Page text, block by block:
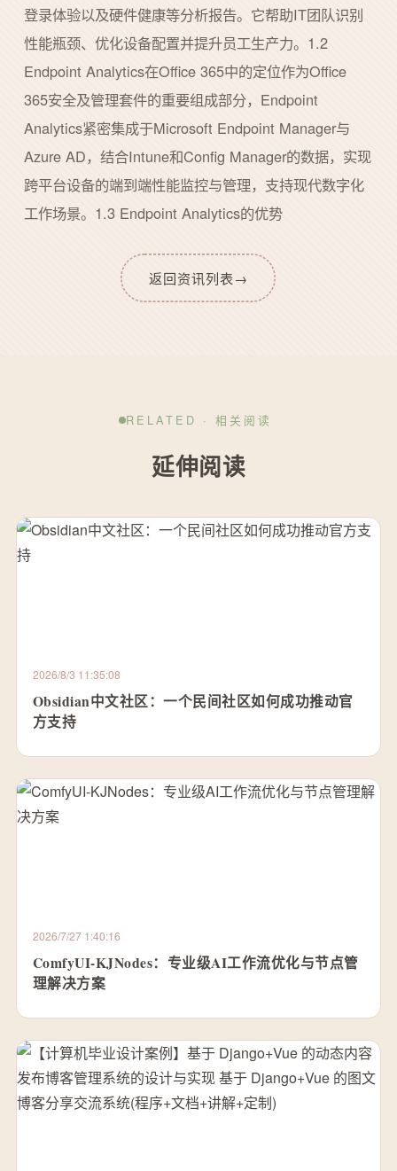
登录体验以及硬件健康等分析报告。它帮助IT团队识别
性能瓶颈、优化设备配置并提升员工生产力。1.2
Endpoint Analytics在Office 365中的定位作为Office
365安全及管理套件的重要组成部分，Endpoint
Analytics紧密集成于Microsoft Endpoint Manager与
Azure AD，结合Intune和Config Manager的数据，实现
跨平台设备的端到端性能监控与管理，支持现代数字化
工作场景。1.3 Endpoint Analytics的优势
返回资讯列表→
RELATED · 相关阅读
延伸阅读
2026/8/3 11:35:08
Obsidian中文社区：一个民间社区如何成功推动官
方支持
2026/7/27 1:40:16
ComfyUI-KJNodes：专业级AI工作流优化与节点管
理解决方案